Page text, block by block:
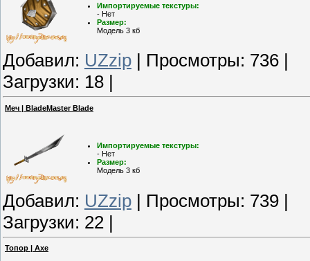
Импортируемые текстуры:
- Нет
Размер:
Модель 3 кб
Добавил: UZzip | Просмотры: 736 |
Загрузки: 18 |
Меч | BladeMaster Blade
Импортируемые текстуры:
- Нет
Размер:
Модель 3 кб
Добавил: UZzip | Просмотры: 739 |
Загрузки: 22 |
Топор | Axe